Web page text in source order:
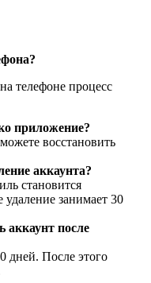
телефоне процесс
приложение?
восстановить
аккаунта?
становится
занимает 30
аккаунт после
дней. После этого